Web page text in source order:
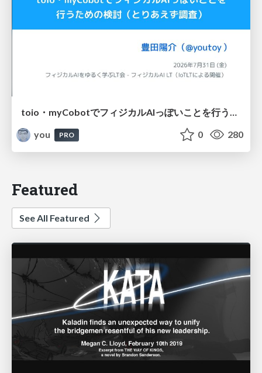
toio・myCobotでフィジカルAIっぽいことを行うための検討（とりあえず調査） / フィジカルAI LT（IoTLTによる開催）
you
PRO 0 280
Featured
See All Featured